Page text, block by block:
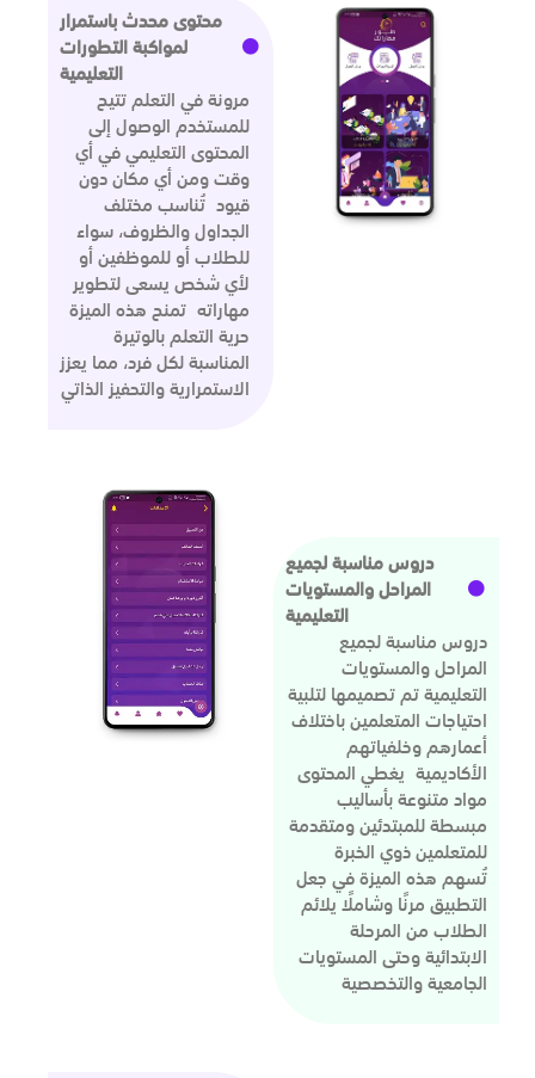
محتوى محدث باستمرار
لمواكبة التطورات
التعليمية
مرونة في التعلم تتيح
للمستخدم الوصول إلى
المحتوى التعليمي في أي
وقت ومن أي مكان دون
قيود تُناسب مختلف
الجداول والظروف، سواء
للطلاب أو للموظفين أو
لأي شخص يسعى لتطوير
مهاراته تمنح هذه الميزة
حرية التعلم بالوتيرة
المناسبة لكل فرد، مما يعزز
الاستمرارية والتحفيز الذاتي
دروس مناسبة لجميع
المراحل والمستويات
التعليمية
دروس مناسبة لجميع
المراحل والمستويات
التعليمية تم تصميمها لتلبية
احتياجات المتعلمين باختلاف
أعمارهم وخلفياتهم
الأكاديمية يغطي المحتوى
مواد متنوعة بأساليب
مبسطة للمبتدئين ومتقدمة
للمتعلمين ذوي الخبرة
تُسهم هذه الميزة في جعل
التطبيق مرنًا وشاملًا يلائم
الطلاب من المرحلة
الابتدائية وحتى المستويات
الجامعية والتخصصية